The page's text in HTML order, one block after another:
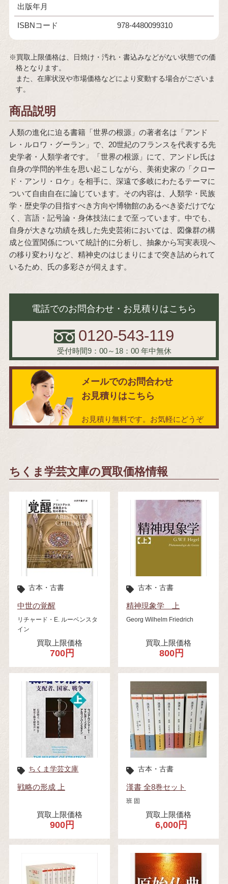
出版年月
ISBNコード 978-4480099310
※買取上限価格は、日焼け・汚れ・書込みなどがない状態での価
格となります。
また、在庫状況や市場価格などにより変動する場合がございま
す。
商品説明
人類の進化に迫る書籍「世界の根源」の著者名は「アンド
レ・ルロワ・グーラン」で、20世紀のフランスを代表する先
史学者・人類学者です。「世界の根源」にて、アンドレ氏は
自身の学問的半生を思い起こしながら、美術史家の「クロー
ド・アンリ・ロケ」を相手に、深遠で多岐にわたるテーマに
ついて自由自在に論じています。その内容は、人類学・民族
学・歴史学の目指すべき方向や博物館のあるべき姿だけでな
く、言語・記号論・身体技法にまで至っています。中でも、
自身が大きな功績を残した先史芸術においては、図像群の構
成と位置関係について統計的に分析し、抽象から写実表現へ
の移り変わりなど、精神史のはじまりにまで突き詰められて
いるため、氏の多彩さが伺えます。
電話でのお問合わせ・お見積りはこちら
0120-543-119
受付時間9：00～18：00 年中無休
メールでのお問合わせ
お見積りはこちら
お見積り無料です。お気軽にどうぞ
ちくま学芸文庫の買取価格情報
古本・古書
中世の覚醒
リチャード・E. ルーベンスタ
イン
買取上限価格
700円
古本・古書
精神現象学 上
Georg Wilhelm Friedrich
買取上限価格
800円
ちくま学芸文庫
戦略の形成 上
買取上限価格
900円
古本・古書
漢書 全8巻セット
班 固
買取上限価格
6,000円